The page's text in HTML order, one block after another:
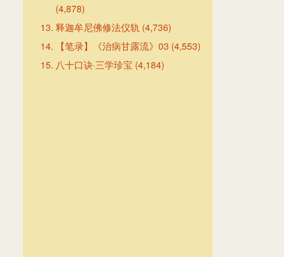
(4,878)
释迦牟尼佛修法仪轨 (4,736)
【笔录】《治病甘露流》03 (4,553)
八十口诀·三学珍宝 (4,184)